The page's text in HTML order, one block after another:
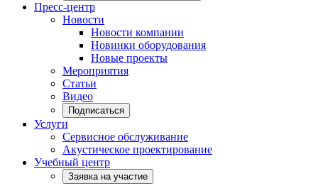
Пресс-центр
Новости
Новости компании
Новинки оборудования
Новые проекты
Мероприятия
Статьи
Видео
Подписаться
Услуги
Сервисное обслуживание
Акустическое проектирование
Учебный центр
Заявка на участие